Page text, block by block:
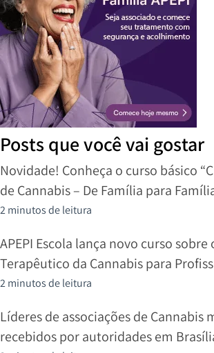
Posts que você vai gostar
Novidade! Conheça o curso básico
de Cannabis – De Família para
2 minutos de leitura
APEPI Escola lança novo curso sobre
Terapêutico da Cannabis para
2 minutos de leitura
Líderes de associações de Cannabis
recebidos por autoridades em